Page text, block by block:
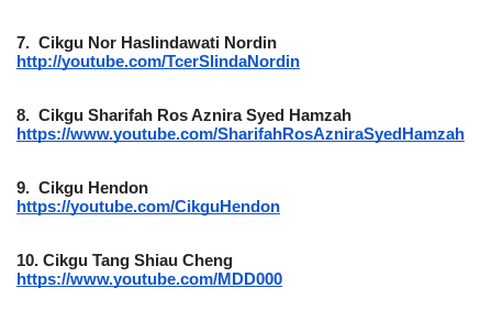
7. Cikgu Nor Haslindawati Nordin
http://youtube.com/TcerSlindaNordin
8. Cikgu Sharifah Ros Aznira Syed Hamzah
https://www.youtube.com/SharifahRosAzniraSyedHamzah
9. Cikgu Hendon
https://youtube.com/CikguHendon
10. Cikgu Tang Shiau Cheng
https://www.youtube.com/MDD000